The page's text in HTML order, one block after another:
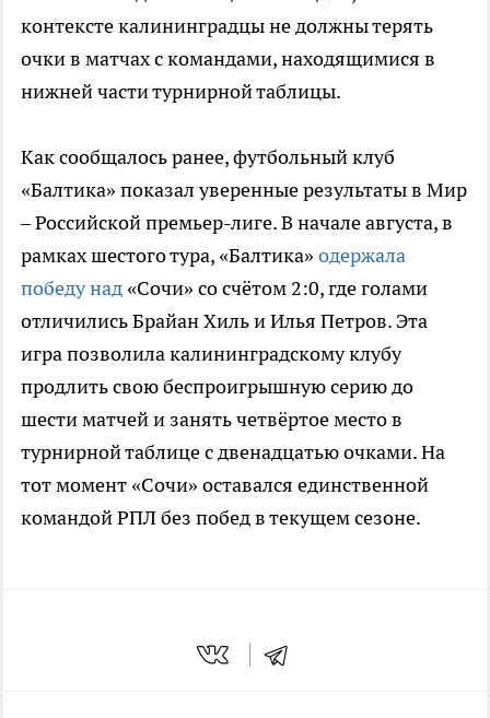
контексте калининградцы не должны терять
очки в матчах с командами, находящимися в
нижней части турнирной таблицы.
Как сообщалось ранее, футбольный клуб
«Балтика» показал уверенные результаты в Мир
– Российской премьер-лиге. В начале августа, в
рамках шестого тура, «Балтика» одержала
победу над «Сочи» со счётом 2:0, где голами
отличились Брайан Хиль и Илья Петров. Эта
игра позволила калининградскому клубу
продлить свою беспроигрышную серию до
шести матчей и занять четвёртое место в
турнирной таблице с двенадцатью очками. На
тот момент «Сочи» оставался единственной
командой РПЛ без побед в текущем сезоне.